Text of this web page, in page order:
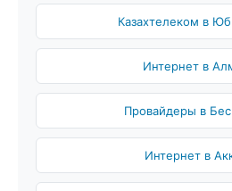
Казахтелеком в
Интернет в
Провайдеры в
Интернет в